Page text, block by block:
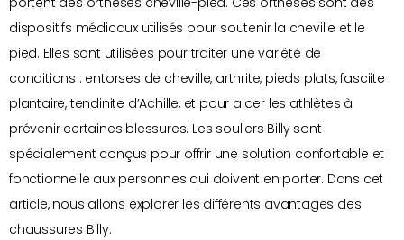
dispositifs médicaux utilisés pour soutenir la cheville et le
pied. Elles sont utilisées pour traiter une variété de
conditions : entorses de cheville, arthrite, pieds plats, fasciite
plantaire, tendinite d’Achille, et pour aider les athlètes à
prévenir certaines blessures. Les souliers Billy sont
spécialement conçus pour offrir une solution confortable et
fonctionnelle aux personnes qui doivent en porter. Dans cet
article, nous allons explorer les différents avantages des
chaussures Billy.